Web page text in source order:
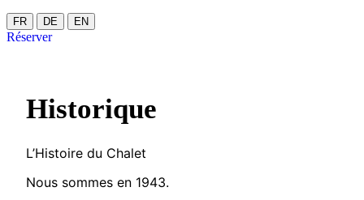
FR DE EN
Réserver
Historique
L’Histoire du Chalet
Nous sommes en 1943.